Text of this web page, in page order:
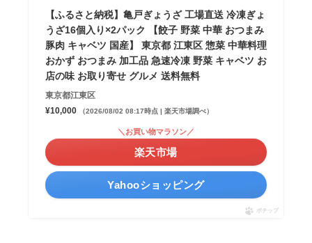
【ふるさと納税】亀戸ぎょうざ 工場直送 冷凍ぎょ
うざ16個入り×2パック 【餃子 野菜 中華 おつまみ
豚肉 キャベツ 国産】 東京都 江東区 惣菜 中華料理
おかず おつまみ 加工品 急速冷凍 野菜 キャベツ お
店の味 お取り寄せ グルメ 送料無料
東京都江東区
¥10,000
（2026/08/02 08:17時点 | 楽天市場調べ）
＼お買い物マラソン／
楽天市場
Yahooショッピング
ポチップ